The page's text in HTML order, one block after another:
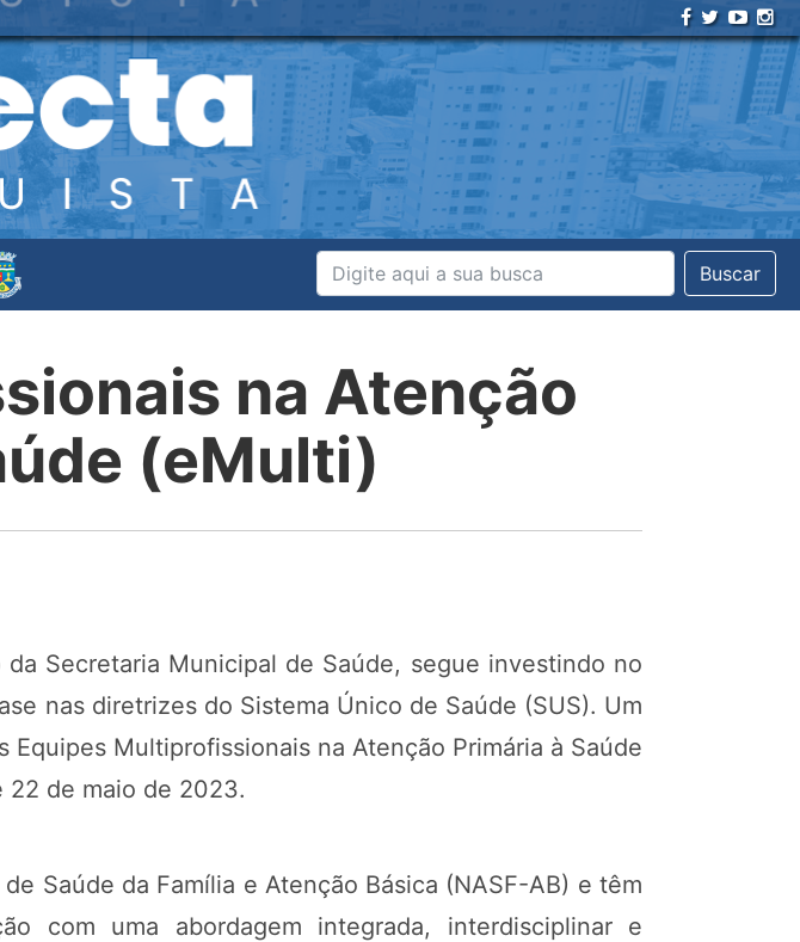
Buscar
na Atenção
(eMulti)
Secretaria Municipal de Saúde, segue investindo no
nas diretrizes do Sistema Único de Saúde (SUS). Um
Multiprofissionais na Atenção Primária à Saúde
22 de maio de 2023.
Saúde da Família e Atenção Básica (NASF-AB) e têm
com uma abordagem integrada, interdisciplinar e